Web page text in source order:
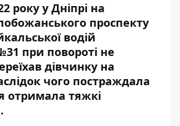
року у Дніпрі на
проспекту
водій
при повороті не
дівчинку на
чого постраждала
отримала тяжкі